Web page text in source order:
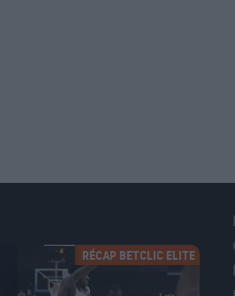
RÉCAP BETCLIC ELITE